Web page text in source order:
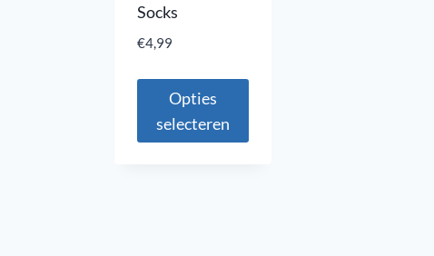
Socks
€4,99
Opties
selecteren